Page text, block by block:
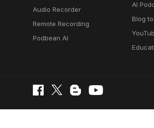
Audio Recorder
Remote Recording
Podbean AI
AI
Blog